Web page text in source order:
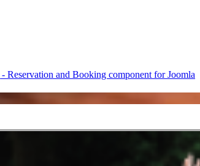
and Booking component for Joomla